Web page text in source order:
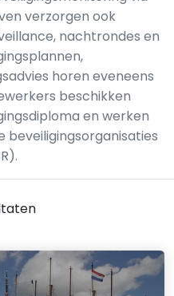
verzorgen ook
nachtrondes en
horen eveneens
beschikken
en werken